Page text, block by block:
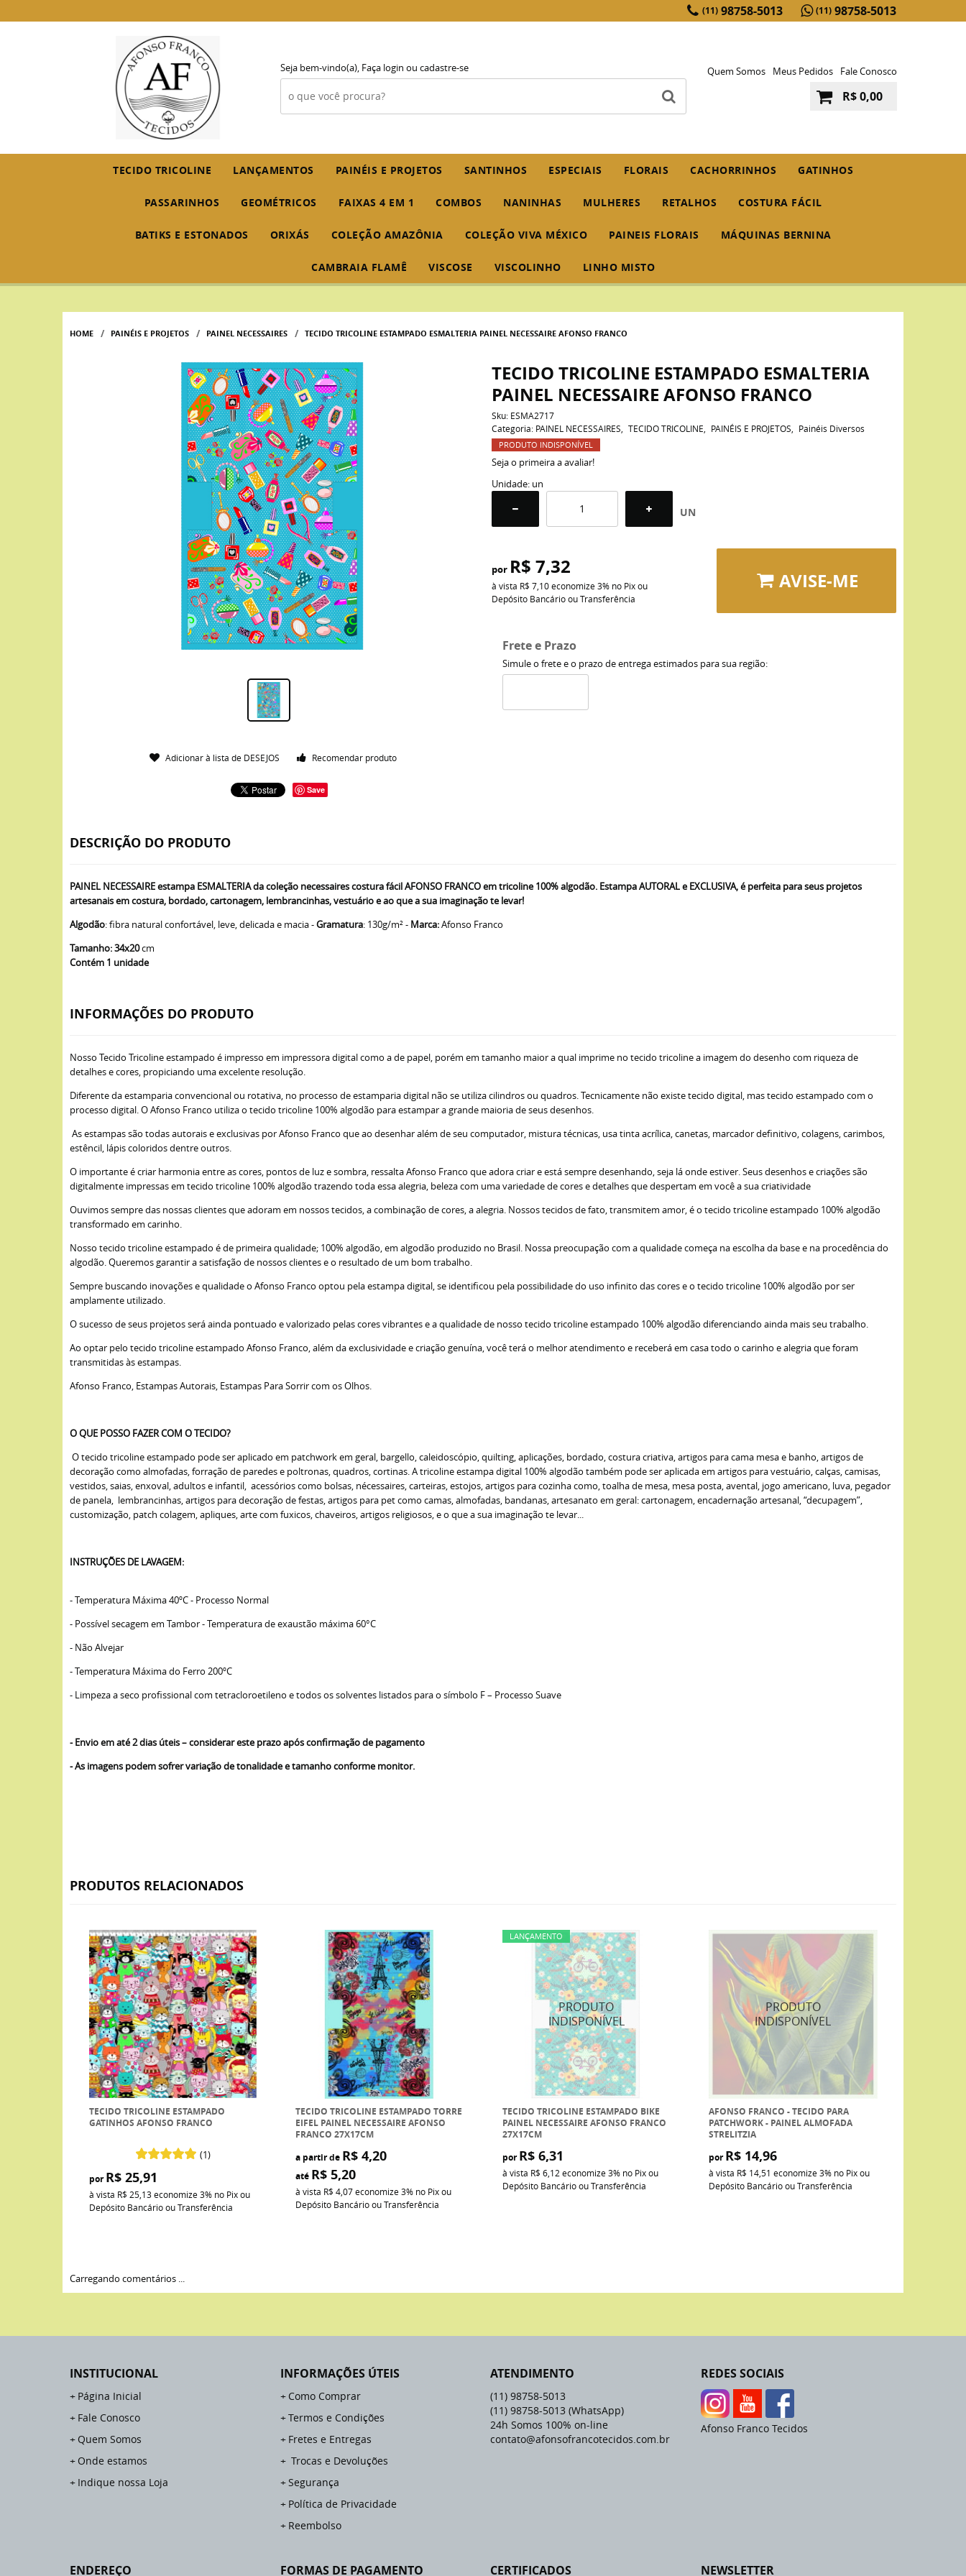
(11) 98758-5013 (11) 98758-5013
Seja bem-vindo(a), Faça login ou cadastre-se Quem Somos Meus Pedidos Fale Conosco
R$ 0,00
TECIDO TRICOLINE LANÇAMENTOS PAINÉIS E PROJETOS SANTINHOS ESPECIAIS FLORAIS CACHORRINHOS GATINHOS
PASSARINHOS GEOMÉTRICOS FAIXAS 4 EM 1 COMBOS NANINHAS MULHERES RETALHOS COSTURA FÁCIL
BATIKS E ESTONADOS ORIXÁS COLEÇÃO AMAZÔNIA COLEÇÃO VIVA MÉXICO PAINEIS FLORAIS MÁQUINAS BERNINA
CAMBRAIA FLAMÊ VISCOSE VISCOLINHO LINHO MISTO
HOME PAINÉIS E PROJETOS PAINEL NECESSAIRES TECIDO TRICOLINE ESTAMPADO ESMALTERIA PAINEL NECESSAIRE AFONSO FRANCO
Adicionar à lista de DESEJOS Recomendar produto
Save
TECIDO TRICOLINE ESTAMPADO ESMALTERIA
PAINEL NECESSAIRE AFONSO FRANCO
Sku: ESMA2717
Categoria: PAINEL NECESSAIRES TECIDO TRICOLINE PAINÉIS E PROJETOS Painéis Diversos
PRODUTO INDISPONÍVEL
Seja o primeira a avaliar!
Unidade: un
UN
por R$ 7,32
à vista R$ 7,10economize3% no Pix ou
Depósito Bancário ou Transferência
AVISE-ME
Frete e Prazo
Simule o frete e o prazo de entrega estimados para sua região:
DESCRIÇÃO DO PRODUTO
PAINEL NECESSAIRE estampa ESMALTERIA da coleção necessaires costura fácil AFONSO FRANCO em tricoline 100% algodão. Estampa AUTORAL e EXCLUSIVA, é perfeita para seus projetos
artesanais em costura, bordado, cartonagem, lembrancinhas, vestuário e ao que a sua imaginação te levar!
Algodão: fibra natural confortável, leve, delicada e macia -Gramatura: 130g/m² - Marca:Afonso Franco
Tamanho: 34x20cm
Contém 1 unidade
INFORMAÇÕES DO PRODUTO
Nosso Tecido Tricoline estampado é impresso em impressora digital como a de papel, porém em tamanho maior a qual imprime no tecido tricoline a imagem do desenho com riqueza de
detalhes e cores, propiciando uma excelente resolução.
Diferente da estamparia convencional ou rotativa, no processo de estamparia digital não se utiliza cilindros ou quadros. Tecnicamente não existe tecido digital, mas tecido estampado com o
processo digital. O Afonso Franco utiliza o tecido tricoline 100% algodão para estampar a grande maioria de seus desenhos.
As estampas são todas autorais e exclusivas por Afonso Franco que ao desenhar além de seu computador, mistura técnicas, usa tinta acrílica, canetas, marcador definitivo, colagens, carimbos,
estêncil, lápis coloridos dentre outros.
O importante é criar harmonia entre as cores, pontos de luz e sombra, ressalta Afonso Franco que adora criar e está sempre desenhando, seja lá onde estiver. Seus desenhos e criações são
digitalmente impressas em tecido tricoline 100% algodão trazendo toda essa alegria, beleza com uma variedade de cores e detalhes que despertam em você a sua criatividade
Ouvimos sempre das nossas clientes que adoram em nossos tecidos, a combinação de cores, a alegria. Nossos tecidos de fato, transmitem amor, é o tecido tricoline estampado 100% algodão
transformado em carinho.
Nosso tecido tricoline estampado é de primeira qualidade; 100% algodão, em algodão produzido no Brasil. Nossa preocupação com a qualidade começa na escolha da base e na procedência do
algodão. Queremos garantir a satisfação de nossos clientes e o resultado de um bom trabalho.
Sempre buscando inovações e qualidade o Afonso Franco optou pela estampa digital, se identificou pela possibilidade do uso infinito das cores e o tecido tricoline 100% algodão por ser
amplamente utilizado.
O sucesso de seus projetos será ainda pontuado e valorizado pelas cores vibrantes e a qualidade de nosso tecido tricoline estampado 100% algodão diferenciando ainda mais seu trabalho.
Ao optar pelo tecido tricoline estampado Afonso Franco, além da exclusividade e criação genuína, você terá o melhor atendimento e receberá em casa todo o carinho e alegria que foram
transmitidas às estampas.
Afonso Franco, Estampas Autorais, Estampas Para Sorrir com os Olhos.
O QUE POSSO FAZER COM O TECIDO?
O tecido tricoline estampado pode ser aplicado em patchwork em geral, bargello, caleidoscópio, quilting, aplicações, bordado, costura criativa, artigos para cama mesa e banho, artigos de
decoração como almofadas, forração de paredes e poltronas, quadros, cortinas. A tricoline estampa digital 100% algodão também pode ser aplicada em artigos para vestuário, calças, camisas,
vestidos, saias, enxoval, adultos e infantil, acessórios como bolsas, nécessaires, carteiras, estojos, artigos para cozinha como, toalha de mesa, mesa posta, avental, jogo americano, luva, pegador
de panela, lembrancinhas, artigos para decoração de festas, artigos para pet como camas, almofadas, bandanas, artesanato em geral: cartonagem, encadernação artesanal, “decupagem”,
customização, patch colagem, apliques, arte com fuxicos, chaveiros, artigos religiosos, e o que a sua imaginação te levar...
INSTRUÇÕES DE LAVAGEM:
- Temperatura Máxima 40ºC - Processo Normal
- Possível secagem em Tambor - Temperatura de exaustão máxima 60°C
- Não Alvejar
- Temperatura Máxima do Ferro 200ºC
- Limpeza a seco profissional com tetracloroetileno e todos os solventes listados para o símbolo F – Processo Suave
- Envio em até 2 dias úteis – considerar este prazo após confirmação de pagamento
- As imagens podem sofrer variação de tonalidade e tamanho conforme monitor.
PRODUTOS RELACIONADOS
TECIDO TRICOLINE ESTAMPADO
GATINHOS AFONSO FRANCO
(1)
por R$ 25,91
à vista R$ 25,13economize3% no Pix ou
Depósito Bancário ou Transferência
TECIDO TRICOLINE ESTAMPADO TORRE
EIFEL PAINEL NECESSAIRE AFONSO
FRANCO 27X17CM
a partir de R$ 4,20
até R$ 5,20
à vista R$ 4,07economize3% no Pix ou
Depósito Bancário ou Transferência
LANÇAMENTO
TECIDO TRICOLINE ESTAMPADO BIKE
PAINEL NECESSAIRE AFONSO FRANCO
27X17CM
por R$ 6,31
à vista R$ 6,12 economize3% no Pix ou
Depósito Bancário ou Transferência
AFONSO FRANCO - TECIDO PARA
PATCHWORK - PAINEL ALMOFADA
STRELITZIA
por R$ 14,96
à vista R$ 14,51 economize3% no Pix ou
Depósito Bancário ou Transferência
Carregando comentários ...
INSTITUCIONAL
Página Inicial
Fale Conosco
Quem Somos
Onde estamos
Indique nossa Loja
INFORMAÇÕES ÚTEIS
Como Comprar
Termos e Condições
Fretes e Entregas
Trocas e Devoluções
Segurança
Política de Privacidade
Reembolso
ATENDIMENTO
(11) 98758-5013
(11) 98758-5013 (WhatsApp)
24h Somos 100% on-line
contato@afonsofrancotecidos.com.br
REDES SOCIAIS
Afonso Franco Tecidos
ENDEREÇO FORMAS DE PAGAMENTO CERTIFICADOS NEWSLETTER